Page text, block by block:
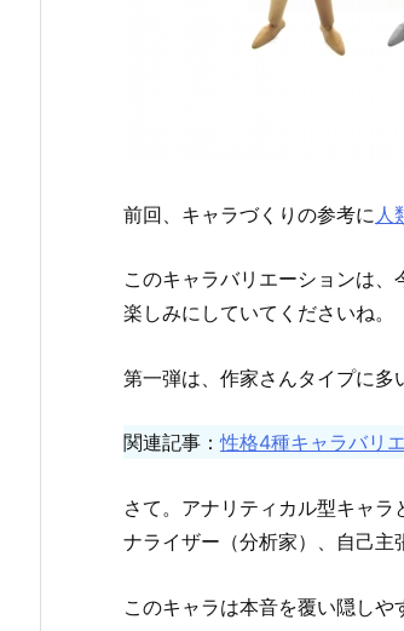
前回、キャラづくりの参考に 人
このキャラバリエーションは、
楽しみにしていてくださいね。
第一弾は、作家さんタイプに多
関連記事：性格4種キャラバリ
さて。アナリティカル型キャラ
ナライザー（分析家）、自己主
このキャラは本音を覆い隠しや